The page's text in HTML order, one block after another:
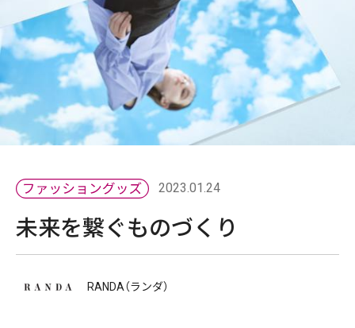
2023.01.24
未来を繋ぐものづくり
RANDA（ランダ）